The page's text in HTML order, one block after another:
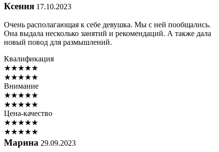
Ксения 17.10.2023
Очень располагающая к себе девушка. Мы с ней пообщались.
Она выдала несколько занятий и рекомендаций. А также дала
новый повод для размышлений.
Квалификация
★★★★★
★★★★★
Внимание
★★★★★
★★★★★
Цена-качество
★★★★★
★★★★★
Марина 29.09.2023